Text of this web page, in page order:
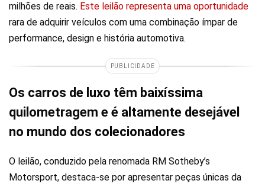
milhões de reais. Este leilão representa uma oportunidade
rara de adquirir veículos com uma combinação ímpar de
performance, design e história automotiva.
PUBLICIDADE
Os carros de luxo têm baixíssima
quilometragem e é altamente desejável
no mundo dos colecionadores
O leilão, conduzido pela renomada RM Sotheby’s
Motorsport, destaca-se por apresentar peças únicas da